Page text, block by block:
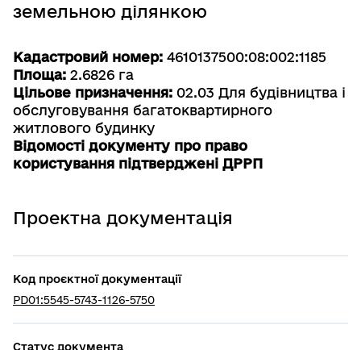
земельною ділянкою
Кадастровий номер: 4610137500:08:002:1185
Площа: 2.6826 га
Цільове призначення: 02.03 Для будівництва і
обслуговування багатоквартирного
житлового будинку
Відомості документу про право
користування підтверджені ДРРП
Проектна документація
Код проєктної документації
PD01:5545-5743-1126-5750
Статус документа